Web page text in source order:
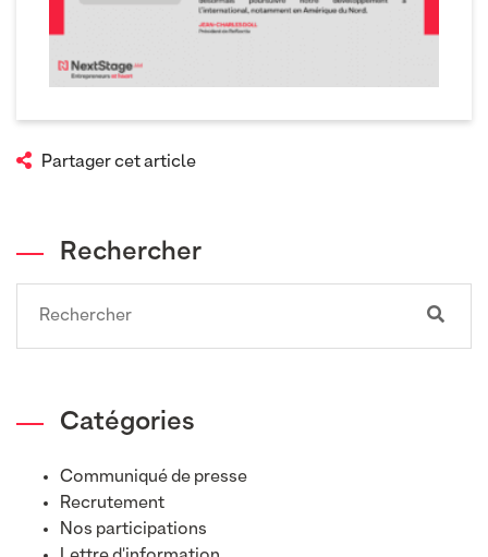
Partager cet article
Rechercher
Catégories
Communiqué de presse
Recrutement
Nos participations